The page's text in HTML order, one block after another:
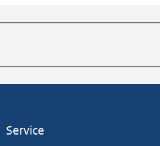
Service